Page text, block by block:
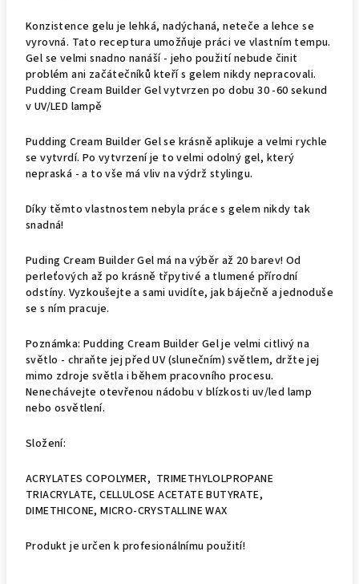
Konzistence gelu je lehká, nadýchaná, neteče a lehce se
vyrovná. Tato receptura umožňuje práci ve vlastním tempu.
Gel se velmi snadno nanáší - jeho použití nebude činit
problém ani začátečníků kteří s gelem nikdy nepracovali.
Pudding Cream Builder Gel vytvrzen po dobu 30 -60 sekund
v UV/LED lampě
Pudding Cream Builder Gel se krásně aplikuje a velmi rychle
se vytvrdí. Po vytvrzení je to velmi odolný gel, který
nepraská - a to vše má vliv na výdrž stylingu.
Díky těmto vlastnostem nebyla práce s gelem nikdy tak
snadná!
Puding Cream Builder Gel má na výběr až 20 barev! Od
perleťových až po krásně třpytivé a tlumené přírodní
odstíny. Vyzkoušejte a sami uvidíte, jak báječně a jednoduše
se s ním pracuje.
Poznámka: Pudding Cream Builder Gel je velmi citlivý na
světlo - chraňte jej před UV (slunečním) světlem, držte jej
mimo zdroje světla i během pracovního procesu.
Nenechávejte otevřenou nádobu v blízkosti uv/led lamp
nebo osvětlení.
Složení:
ACRYLATES COPOLYMER, TRIMETHYLOLPROPANE
TRIACRYLATE, CELLULOSE ACETATE BUTYRATE,
DIMETHICONE, MICRO-CRYSTALLINE WAX
Produkt je určen k profesionálnímu použití!